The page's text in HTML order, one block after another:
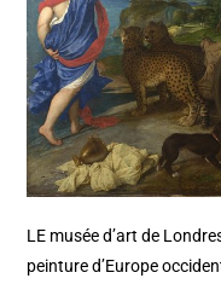
LE musée d’art de
peinture d’Europe